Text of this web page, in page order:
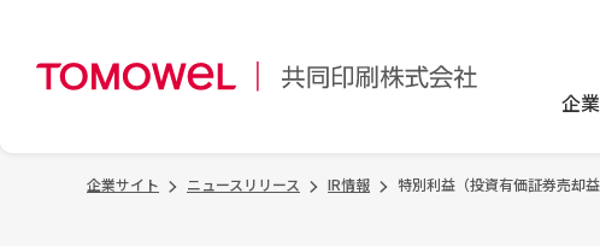
企
企業サイト ニュースリリース IR情報 特別利益（投資有価証券売却